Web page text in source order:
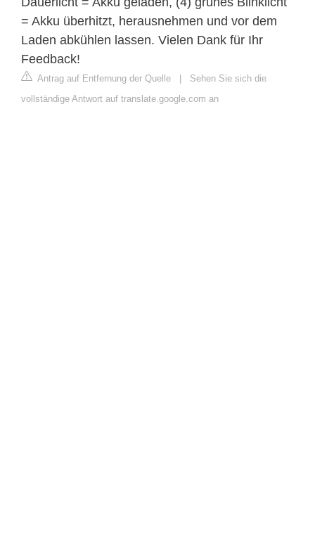
= Akku überhitzt, herausnehmen und vor dem
Laden abkühlen lassen. Vielen Dank für Ihr
Feedback!
Antrag auf Entfernung der Quelle | Sehen Sie sich die
vollständige Antwort auf translate.google.com an